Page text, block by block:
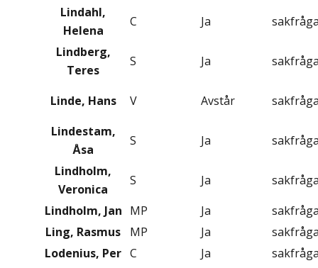
Lindahl,
Helena
C Ja
Lindberg,
Teres
S Ja
Linde, Hans V Avstår
Lindestam,
Åsa
S Ja
Lindholm,
Veronica
S Ja
Lindholm, Jan MP Ja
Ling, Rasmus
MP Ja
Lodenius, Per C Ja